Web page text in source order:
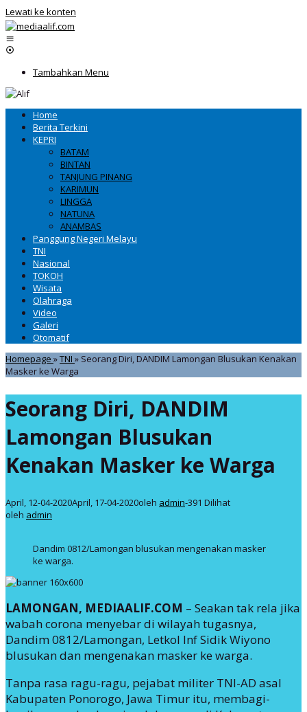
Lewati ke konten
Tambahkan Menu
Home
Berita Terkini
KEPRI
BATAM
BINTAN
TANJUNG PINANG
KARIMUN
LINGGA
NATUNA
ANAMBAS
Panggung Negeri Melayu
TNI
Nasional
TOKOH
Wisata
Olahraga
Video
Galeri
Otomatif
Homepage »TNI » Seorang Diri, DANDIM Lamongan Blusukan Kenakan
Masker ke Warga
Seorang Diri, DANDIM
Lamongan Blusukan
Kenakan Masker ke Warga
April, 12-04-2020April, 17-04-2020oleh admin-391 Dilihat
oleh admin
Dandim 0812/Lamongan blusukan mengenakan masker
ke warga.
LAMONGAN, MEDIAALIF.COM – Seakan tak rela jika
wabah corona menyebar di wilayah tugasnya,
Dandim 0812/Lamongan, Letkol Inf Sidik Wiyono
blusukan dan mengenakan masker ke warga.
Tanpa rasa ragu-ragu, pejabat militer TNI-AD asal
Kabupaten Ponorogo, Jawa Timur itu, membagi-